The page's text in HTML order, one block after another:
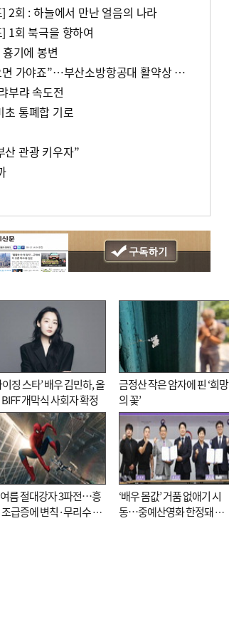
2회 : 하늘에서 만난 얼음의 나라
1회 북극을 향하여
기에 봉변
“600km 넘는 하늘길 멀어도 응급환자 있으면 가야죠”…부산소방항공대 활약상 눈길
부랴 속도전
통폐합 기로
산 관광 키우자”
이징 스타’ 배우 김민하, 올
개막식 사회자 확정
금정산 작은 암자에 핀 ‘희망
의 꽃’
름 절대강자 3파전…흥
급증에 변칙·무리수 마
‘배우 몸값’ 거품 없애기 시
동…중예산영화 한정돼 실